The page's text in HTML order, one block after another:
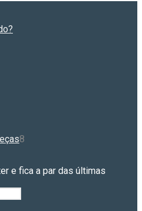
8
e fica a par das últimas